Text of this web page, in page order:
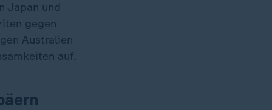
Japan und
gegen
Australien
auf.